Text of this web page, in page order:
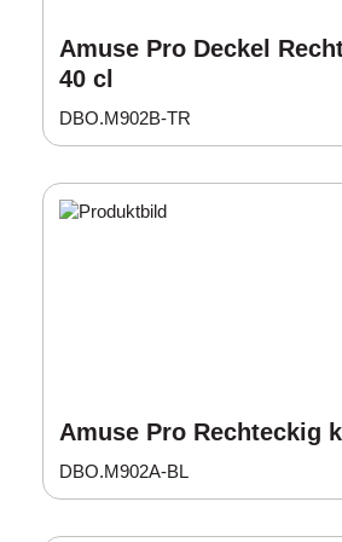
Amuse Pro Deckel
40 cl
DBO.M902B-TR
Amuse Pro Rechteckig
DBO.M902A-BL